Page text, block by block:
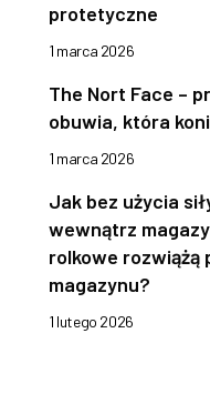
protetyczne
1 marca 2026
The Nort Face –
obuwia, która
1 marca 2026
Jak bez użycia
wewnątrz
rolkowe rozwiążą
magazynu?
1 lutego 2026